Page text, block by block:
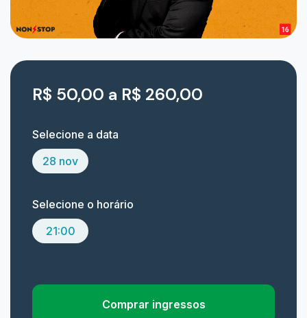
R$ 50,00 a R$ 260,00
Selecione a data
28 nov
Selecione o horário
21:00
Comprar ingressos